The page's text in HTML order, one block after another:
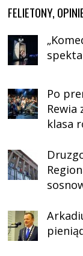
FELIETONY,
Po
Rewia
klasa